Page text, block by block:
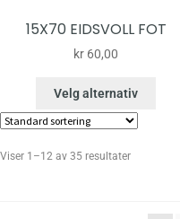
15X70 EIDSVOLL FOT
kr 60,00
Velg alternativ
Viser 1–12 av 35 resultater